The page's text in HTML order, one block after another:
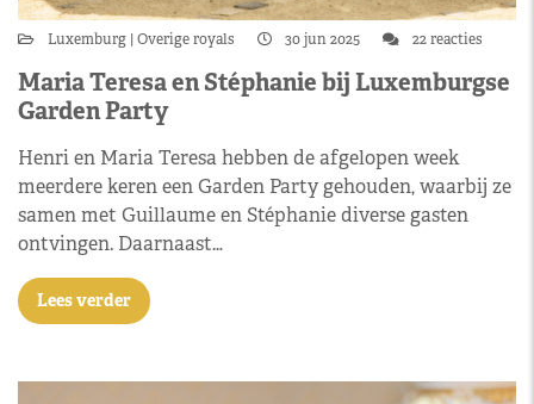
Luxemburg Overige royals 30 jun 2025 22 reacties
Maria Teresa en Stéphanie bij Luxemburgse
Garden Party
Henri en Maria Teresa hebben de afgelopen week
meerdere keren een Garden Party gehouden, waarbij ze
samen met Guillaume en Stéphanie diverse gasten
ontvingen. Daarnaast…
Lees verder